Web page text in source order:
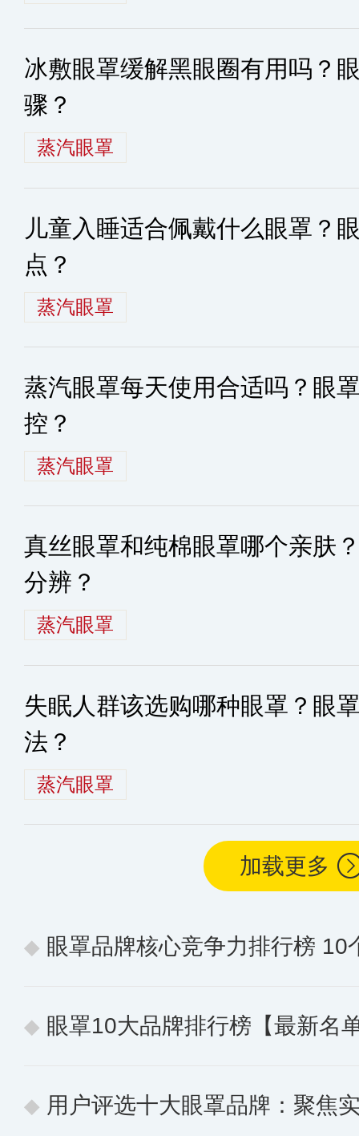
冰敷眼罩缓解黑眼圈有用吗？
骤？
蒸汽眼罩
儿童入睡适合佩戴什么眼罩？
点？
蒸汽眼罩
蒸汽眼罩每天使用合适吗？眼
控？
蒸汽眼罩
真丝眼罩和纯棉眼罩哪个亲肤
分辨？
蒸汽眼罩
失眠人群该选购哪种眼罩？眼
法？
蒸汽眼罩
加载更多
眼罩品牌核心竞争力排行榜 10个
眼罩10大品牌排行榜【最新名
用户评选十大眼罩品牌：聚焦